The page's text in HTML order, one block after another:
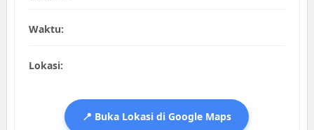
Waktu:
Lokasi:
📍 Buka Lokasi di Google Maps